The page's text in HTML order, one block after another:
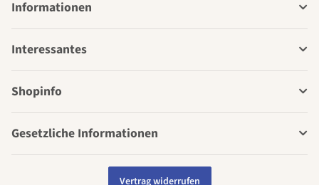
Informationen
Interessantes
Shopinfo
Gesetzliche Informationen
Vertrag widerrufen